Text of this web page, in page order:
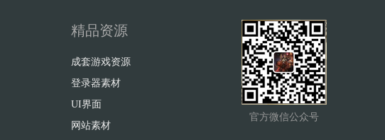
精品资源
成套游戏资源
登录器素材
UI界面
网站素材
官方微信公众号